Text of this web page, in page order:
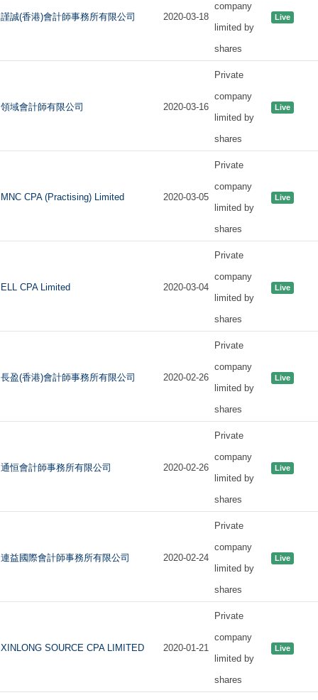
謹誠(香港)會計師事務所有限公司 2020-03-18
company
limited by
shares
Live
領域會計師有限公司 2020-03-16
Private
company
limited by
shares
Live
MNC CPA (Practising) Limited 2020-03-05
Private
company
limited by
shares
Live
ELL CPA Limited 2020-03-04
Private
company
limited by
shares
Live
長盈(香港)會計師事務所有限公司 2020-02-26
Private
company
limited by
shares
Live
通恒會計師事務所有限公司 2020-02-26
Private
company
limited by
shares
Live
連益國際會計師事務所有限公司 2020-02-24
Private
company
limited by
shares
Live
XINLONG SOURCE CPA LIMITED 2020-01-21
Private
company
limited by
shares
Live